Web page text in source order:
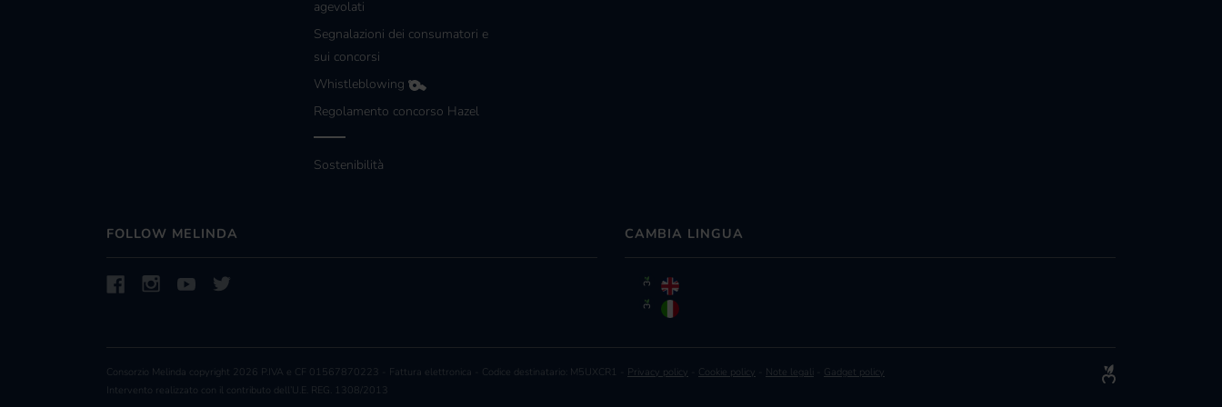
agevolati
Segnalazioni dei consumatori e
sui concorsi
Whistleblowing
Regolamento concorso Hazel
Sostenibilità
FOLLOW MELINDA CAMBIA LINGUA
Consorzio Melinda copyright 2026 P.IVA e CF 01567870223 - Fattura elettronica - Codice destinatario: M5UXCR1 - Privacy policy Cookie policy Note legali
Gadget policy
Intervento realizzato con il contributo dell’U.E. REG. 1308/2013